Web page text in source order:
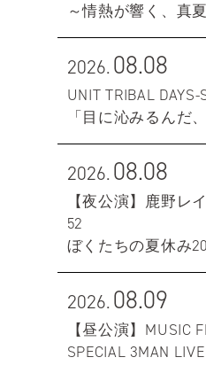
～情熱が響く、真
2026.08.08
UNIT TRIBAL DAYS-
「目に沁みるんだ
2026.08.08
【夜公演】鹿野レ
52
ぼくたちの夏休み
2026.08.09
【昼公演】MUSIC
SPECIAL 3MAN